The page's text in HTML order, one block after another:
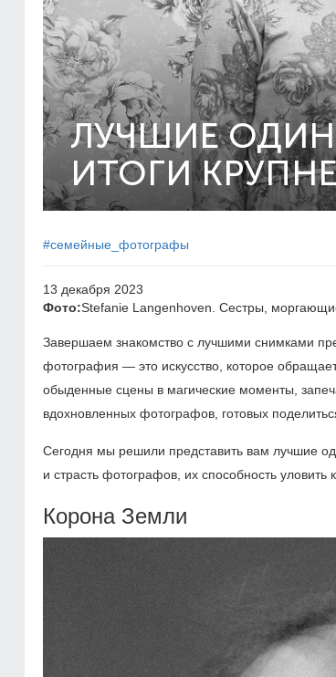
ЛУЧШИЕ
ИТОГИ
#семейные_фотографы
13 декабря 2023
Фото:Stefanie Langenhoven. Сестры,
Завершаем знакомство с лучшими снимками
фотография — это искусство, которое
обыденные сцены в магические моменты,
вдохновленных фотографов, готовых
Сегодня мы решили представить вам лучшие
и страсть фотографов, их способность
Корона Земли